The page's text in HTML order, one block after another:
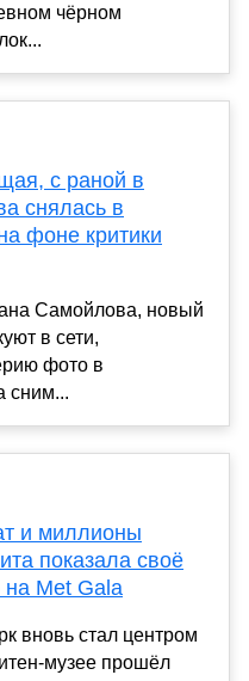
чёрном
с раной в
снялась в
фоне критики
Самойлова, новый
в сети,
фото в
сним...
и миллионы
показала своё
на Met Gala
вновь стал центром
музее прошёл